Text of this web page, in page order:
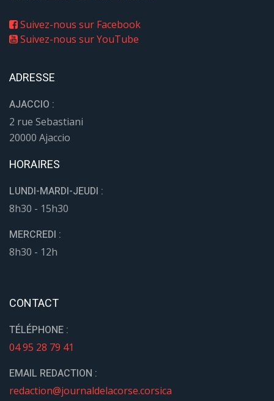
Suivez-nous sur Facebook
Suivez-nous sur YouTube
ADRESSE
AJACCIO :
2 rue Sebastiani
20000 Ajaccio
HORAIRES
LUNDI-MARDI-JEUDI :
8h30 - 15h30
MERCREDI :
8h30 - 12h
CONTACT
TÉLÉPHONE :
04 95 28 79 41
EMAIL REDACTION :
redaction@journaldelacorse.corsica